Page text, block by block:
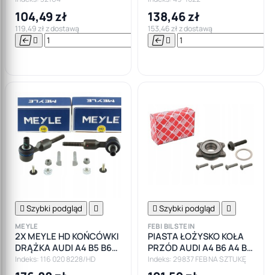
104,49 zł
119,49 zł z dostawą
  

138,46 zł
153,46 zł z dostawą
 
 Szybki podgląd 
MEYLE
2X MEYLE HD KOŃCÓWKI
DRĄŻKA AUDI A4 B5 B6
VW PASSAT
WZMACNIANE ZESTAW
Indeks: 116 020 8228/HD
 Szybki podgląd 
FEBI BILSTEIN
PIASTA ŁOŻYSKO KOŁA
PRZÓD AUDI A4 B6 A4 B7
A6 C5
Indeks: 29837 FEB NA SZTUKĘ